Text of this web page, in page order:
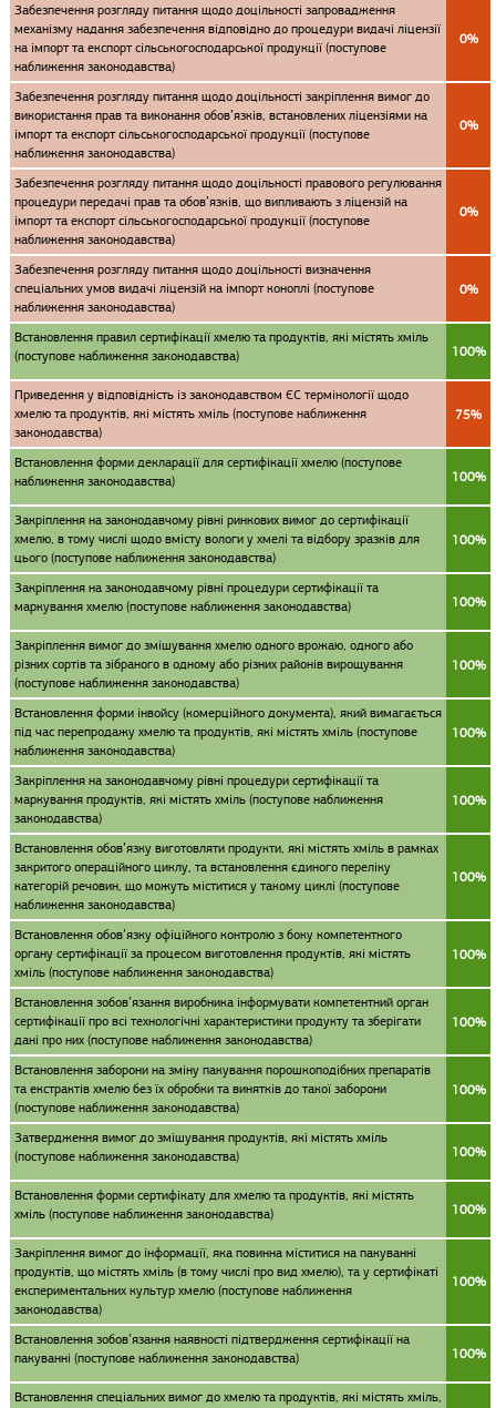
Забезпечення розгляду питання щодо доцільності запровадження
механізму надання забезпечення відповідно до процедури видачі ліцензії
на імпорт та експорт сільськогосподарської продукції (поступове
наближення законодавства)
0%
Забезпечення розгляду питання щодо доцільності закріплення вимог до
використання прав та виконання обов’язків, встановлених ліцензіями на
імпорт та експорт сільськогосподарської продукції (поступове
наближення законодавства)
0%
Забезпечення розгляду питання щодо доцільності правового регулювання
процедури передачі прав та обов’язків, що випливають з ліцензій на
імпорт та експорт сільськогосподарської продукції (поступове
наближення законодавства)
0%
Забезпечення розгляду питання щодо доцільності визначення
спеціальних умов видачі ліцензій на імпорт коноплі (поступове
наближення законодавства)
0%
Встановлення правил сертифікації хмелю та продуктів, які містять хміль
(поступове наближення законодавства)
100%
Приведення у відповідність із законодавством ЄС термінології щодо
хмелю та продуктів, які містять хміль (поступове наближення
законодавства)
75%
Встановлення форми декларації для сертифікації хмелю (поступове
наближення законодавства)
100%
Закріплення на законодавчому рівні ринкових вимог до сертифікації
хмелю, в тому числі щодо вмісту вологи у хмелі та відбору зразків для
цього (поступове наближення законодавства)
100%
Закріплення на законодавчому рівні процедури сертифікації та
маркування хмелю (поступове наближення законодавства)
100%
Закріплення вимог до змішування хмелю одного врожаю, одного або
різних сортів та зібраного в одному або різних районів вирощування
(поступове наближення законодавства)
100%
Встановлення форми інвойсу (комерційного документа), який вимагається
під час перепродажу хмелю та продуктів, які містять хміль (поступове
наближення законодавства)
100%
Закріплення на законодавчому рівні процедури сертифікації та
маркування продуктів, які містять хміль (поступове наближення
законодавства)
100%
Встановлення обов’язку виготовляти продукти, які містять хміль в рамках
закритого операційного циклу, та встановлення єдиного переліку
категорій речовин, що можуть міститися у такому циклі (поступове
наближення законодавства)
100%
Встановлення обов’язку офіційного контролю з боку компетентного
органу сертифікації за процесом виготовлення продуктів, які містять
хміль (поступове наближення законодавства)
100%
Встановлення зобов’язання виробника інформувати компетентний орган
сертифікації про всі технологічні характеристики продукту та зберігати
дані про них (поступове наближення законодавства)
100%
Встановлення заборони на зміну пакування порошкоподібних препаратів
та екстрактів хмелю без їх обробки та винятків до такої заборони
(поступове наближення законодавства)
100%
Затвердження вимог до змішування продуктів, які містять хміль
(поступове наближення законодавства)
100%
Встановлення форми сертифікату для хмелю та продуктів, які містять
хміль (поступове наближення законодавства)
100%
Закріплення вимог до інформації, яка повинна міститися на пакуванні
продуктів, що містять хміль (в тому числі про вид хмелю), та у сертифікаті
експериментальних культур хмелю (поступове наближення
законодавства)
100%
Встановлення зобов’язання наявності підтвердження сертифікації на
пакуванні (поступове наближення законодавства)
100%
Встановлення спеціальних вимог до хмелю та продуктів, які містять хміль,